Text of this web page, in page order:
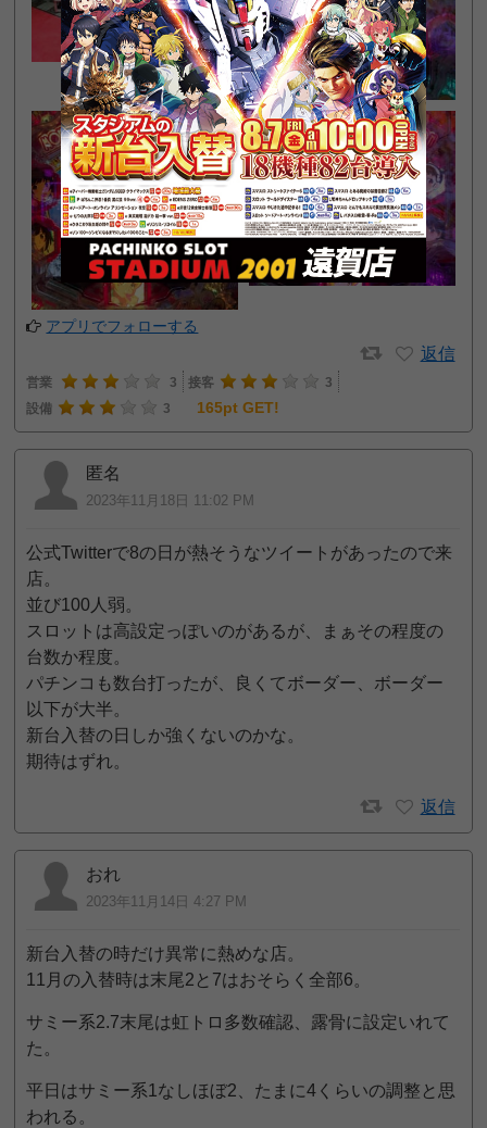
アプリでフォローする
返信
営業 3 接客
3
設備
3 165pt GET!
匿名
2023年11月18日 11:02 PM
公式Twitterで8の日が熱そうなツイートがあったので来
店。
並び100人弱。
スロットは高設定っぽいのがあるが、まぁその程度の
台数か程度。
パチンコも数台打ったが、良くてボーダー、ボーダー
以下が大半。
新台入替の日しか強くないのかな。
期待はずれ。
返信
おれ
2023年11月14日 4:27 PM
新台入替の時だけ異常に熱めな店。
11月の入替時は末尾2と7はおそらく全部6。
サミー系2.7末尾は虹トロ多数確認、露骨に設定いれて
た。
平日はサミー系1なしほぼ2、たまに4くらいの調整と思
われる。